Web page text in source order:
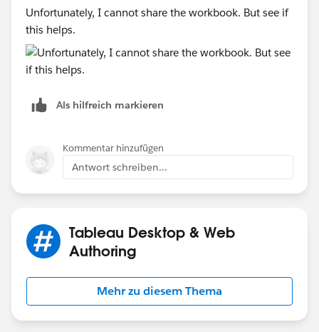
Unfortunately, I cannot share the workbook. But see if
this helps.
Als hilfreich markieren
Kommentar hinzufügen
Antwort schreiben...
Tableau Desktop & Web
Authoring
Mehr zu diesem Thema